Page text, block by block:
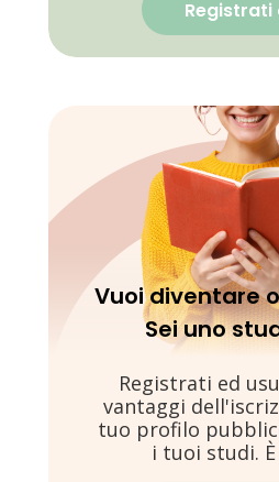
Registrati
Vuoi diventare
Sei uno
Registrati ed
vantaggi
tuo profilo
i tuoi studi.